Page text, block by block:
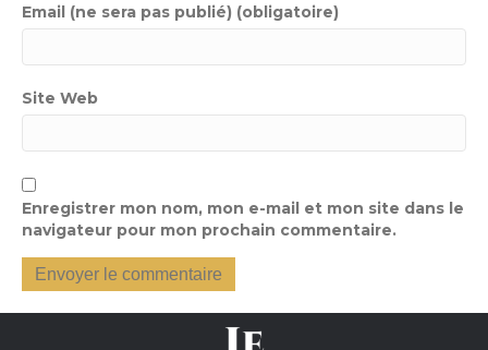
Email (ne sera pas publié) (obligatoire)
Site Web
Enregistrer mon nom, mon e-mail et mon site dans le
navigateur pour mon prochain commentaire.